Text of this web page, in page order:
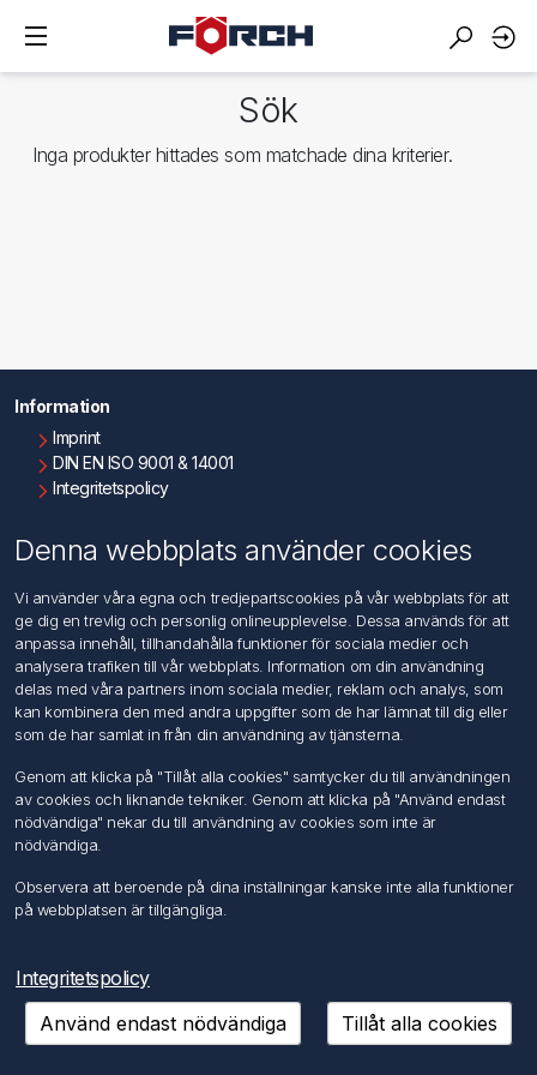
Sök
Inga produkter hittades som matchade dina kriterier.
Information
Imprint
DIN EN ISO 9001 & 14001
Integritetspolicy
Kontakta oss
Kundtjänst
Sök
Mitt konto
Mina ordrar
Mina adresser
Följ oss
Copyright © 2026 FÖRCH Sverige AB. Alla rättigheter reserverade.
Powered bynopCommerce
Denna webbplats använder cookies
Vi använder våra egna och tredjepartscookies på vår webbplats för att
ge dig en trevlig och personlig onlineupplevelse. Dessa används för att
anpassa innehåll, tillhandahålla funktioner för sociala medier och
analysera trafiken till vår webbplats. Information om din användning
delas med våra partners inom sociala medier, reklam och analys, som
kan kombinera den med andra uppgifter som de har lämnat till dig eller
som de har samlat in från din användning av tjänsterna.
Genom att klicka på "Tillåt alla cookies" samtycker du till användningen
av cookies och liknande tekniker. Genom att klicka på "Använd endast
nödvändiga" nekar du till användning av cookies som inte är
nödvändiga.
Observera att beroende på dina inställningar kanske inte alla funktioner
på webbplatsen är tillgängliga.
Integritetspolicy
Använd endast nödvändiga
Tillåt alla cookies